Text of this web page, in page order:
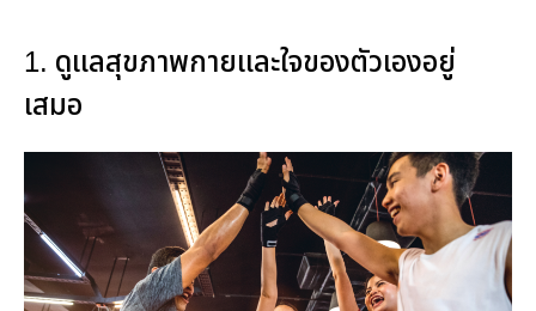
1. ดูแลสุขภาพกายและใจของตัวเองอยู่
เสมอ